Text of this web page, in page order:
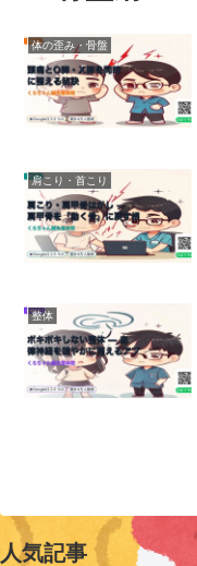
体の歪み・骨盤
肩こり・首こり
整体
人気記事